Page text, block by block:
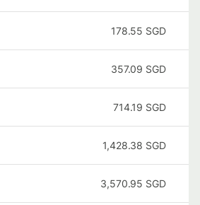
178.55 SGD
357.09 SGD
714.19 SGD
1,428.38 SGD
3,570.95 SGD